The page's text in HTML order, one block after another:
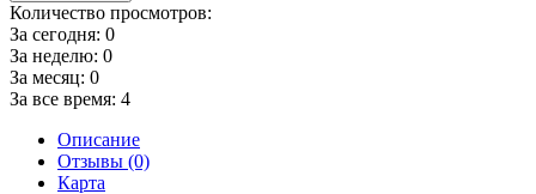
Количество просмотров:
За сегодня: 0
За неделю: 0
За месяц: 0
За все время: 4
Описание
Отзывы (0)
Карта